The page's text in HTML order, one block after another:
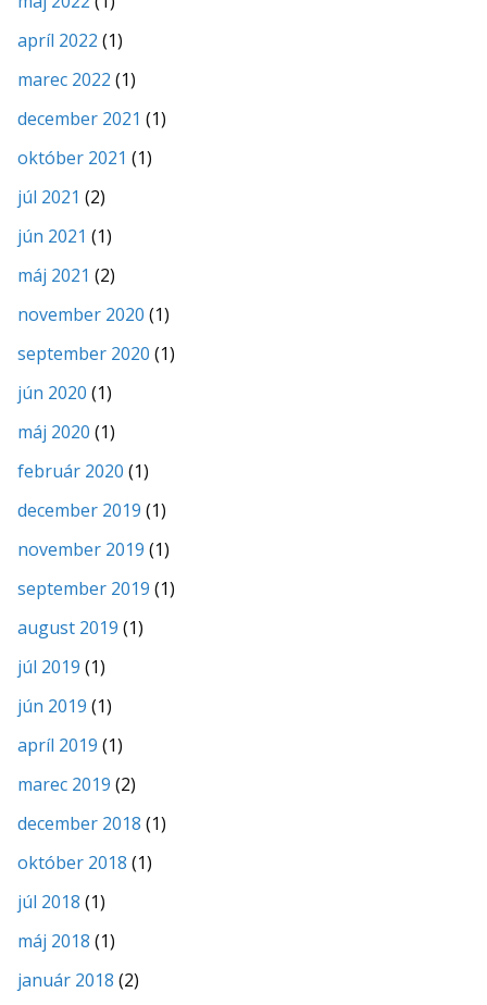
apríl 2022 (1)
marec 2022 (1)
december 2021 (1)
október 2021 (1)
júl 2021 (2)
jún 2021 (1)
máj 2021 (2)
november 2020 (1)
september 2020 (1)
jún 2020 (1)
máj 2020 (1)
február 2020 (1)
december 2019 (1)
november 2019 (1)
september 2019 (1)
august 2019 (1)
júl 2019 (1)
jún 2019 (1)
apríl 2019 (1)
marec 2019 (2)
december 2018 (1)
október 2018 (1)
júl 2018 (1)
máj 2018 (1)
január 2018 (2)